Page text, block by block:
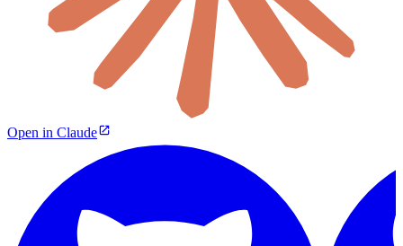
Open in Claude